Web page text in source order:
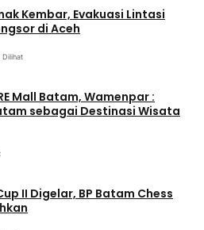
Kembar, Evakuasi Lintasi
di Aceh
Dilihat
Mall Batam, Wamenpar :
sebagai Destinasi Wisata
II Digelar, BP Batam Chess